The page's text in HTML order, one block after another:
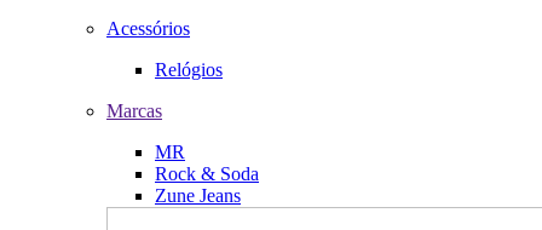
Acessórios
Relógios
Marcas
MR
Rock & Soda
Zune Jeans